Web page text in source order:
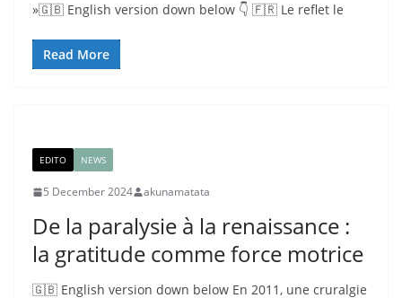
»🇬🇧 English version down below 👇 🇫🇷 Le reflet le
Read More
EDITO NEWS
5 December 2024 akunamatata
De la paralysie à la renaissance :
la gratitude comme force motrice
🇬🇧 English version down below En 2011, une cruralgie